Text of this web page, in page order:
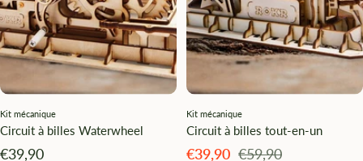
Kit mécanique
Circuit à billes Waterwheel
Angebotspreis
€39,90
Kit mécanique
Circuit à billes tout-en-un
Angebotspreis
€39,90 Regulärer
€59,90